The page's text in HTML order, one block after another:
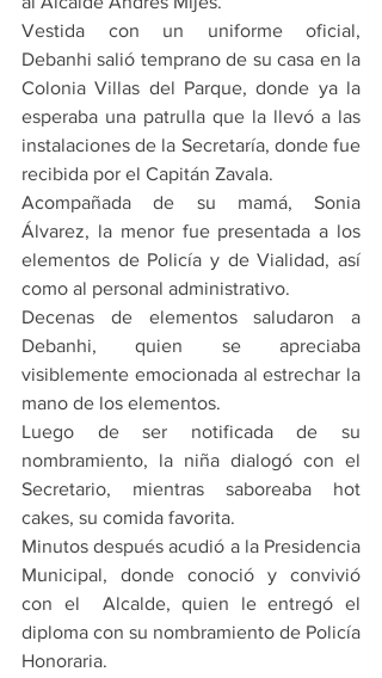
Vestida con un uniforme oficial,
Debanhi salió temprano de su casa en la
Colonia Villas del Parque, donde ya la
esperaba una patrulla que la llevó a las
instalaciones de la Secretaría, donde fue
recibida por el Capitán Zavala.
Acompañada de su mamá, Sonia
Álvarez, la menor fue presentada a los
elementos de Policía y de Vialidad, así
como al personal administrativo.
Decenas de elementos saludaron a
Debanhi, quien se apreciaba
visiblemente emocionada al estrechar la
mano de los elementos.
Luego de ser notificada de su
nombramiento, la niña dialogó con el
Secretario, mientras saboreaba hot
cakes, su comida favorita.
Minutos después acudió a la Presidencia
Municipal, donde conoció y convivió
con el  Alcalde, quien le entregó el
diploma con su nombramiento de Policía
Honoraria.